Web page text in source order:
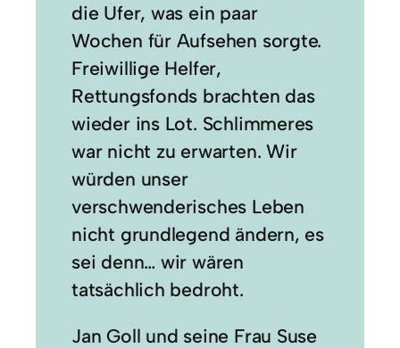
die Ufer, was ein paar
Wochen für Aufsehen sorgte.
Freiwillige Helfer,
Rettungsfonds brachten das
wieder ins Lot. Schlimmeres
war nicht zu erwarten. Wir
würden unser
verschwenderisches Leben
nicht grundlegend ändern, es
sei denn… wir wären
tatsächlich bedroht.
Jan Goll und seine Frau Suse